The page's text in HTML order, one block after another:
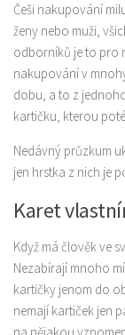
Češi nakupování
ženy nebo muži,
odborníků je to pro
nakupování v
dobu, a to z
kartičku, kterou
Nedávný průzkum
jen hrstka z nich je
Karet
Když má člověk ve
Nezabírají mnoho
kartičky jenom do
nemají kartiček jen